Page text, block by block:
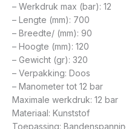
– Werkdruk max (bar): 12
– Lengte (mm): 700
– Breedte/ (mm): 90
– Hoogte (mm): 120
– Gewicht (gr): 320
– Verpakking: Doos
– Manometer tot 12 bar
Maximale werkdruk: 12 bar
Materiaal: Kunststof
Toepassing: